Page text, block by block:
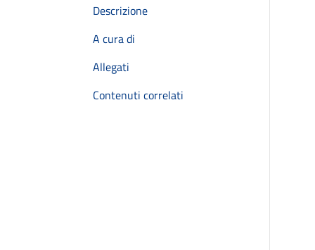
Descrizione
A cura di
Allegati
Contenuti correlati